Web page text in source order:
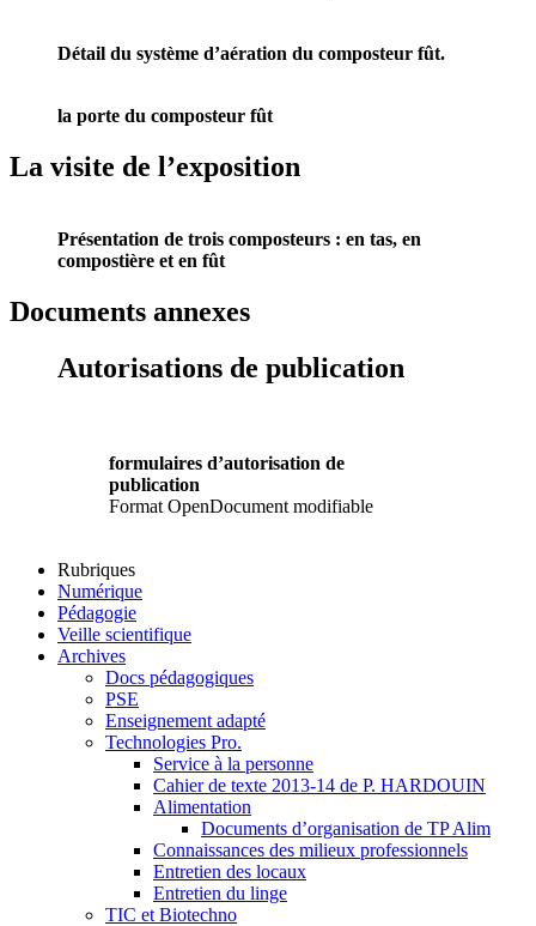
Détail du système d’aération du composteur fût.
la porte du composteur fût
La visite de l’exposition
Présentation de trois composteurs : en tas, en
compostière et en fût
Documents annexes
Autorisations de publication
formulaires d’autorisation de
publication
Format OpenDocument modifiable
Rubriques
Numérique
Pédagogie
Veille scientifique
Archives
Docs pédagogiques
PSE
Enseignement adapté
Technologies Pro.
Service à la personne
Cahier de texte 2013-14 de P. HARDOUIN
Alimentation
Documents d’organisation de TP Alim
Connaissances des milieux professionnels
Entretien des locaux
Entretien du linge
TIC et Biotechno